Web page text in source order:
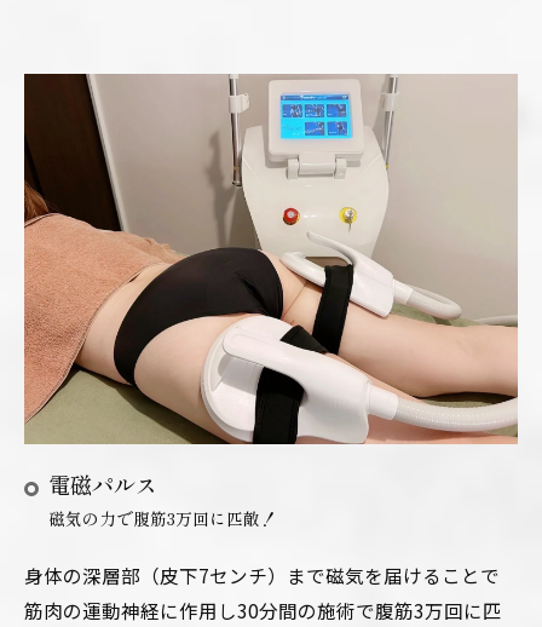
電磁パルス
磁気の力で腹筋3万回に匹敵！
身体の深層部（皮下7センチ）まで磁気を届けることで
筋肉の運動神経に作用し30分間の施術で腹筋3万回に匹